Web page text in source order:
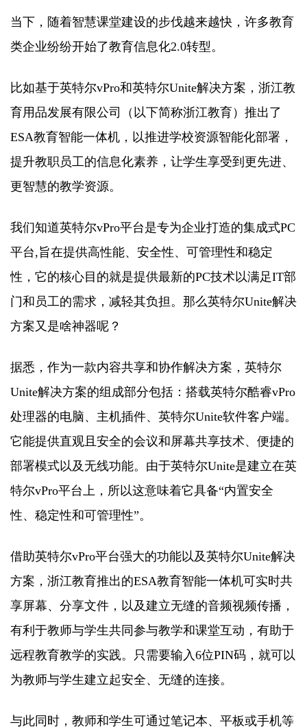
当下，随着智慧课堂建设的步伐越来越快，许多教育
类企业纷纷开始了教育信息化2.0转型。
比如基于英特尔vPro和英特尔Unite解决方案，浙江教
育用品发展有限公司（以下简称浙江教育）推出了
ESA教育智能一体机，以推进学校资源智能化部署，
提升教职员工的信息化素养，让学生享受到更先进、
更智慧的教学资源。
我们知道英特尔vPro平台是专为企业打造的集成式PC
平台,旨在提供高性能、安全性、可管理性和稳定
性，它的核心目的就是提供最新的PC技术以满足IT部
门和员工的需求，减轻其负担。那么英特尔Unite解决
方案又是啥神器呢？
据悉，作为一款内容共享和协作解决方案，英特尔
Unite解决方案的组成部分包括：搭载英特尔酷睿vPro
处理器的电脑、主机插件、英特尔Unite软件客户端。
它能提供直观且安全的会议和屏幕共享技术、便捷的
部署模式以及无线功能。由于英特尔Unite是建立在英
特尔vPro平台上，所以这意味着它具备“内置安全
性、稳定性和可管理性”。
借助英特尔vPro平台强大的功能以及英特尔Unite解决
方案，浙江教育推出的ESA教育智能一体机可实时共
享屏幕、分享文件，以及建立无缝的音频视频传播，
有利于教师与学生共同参与教学和课堂互动，有助于
远程教育教学的实践。只需要输入6位PIN码，就可以
为教师与学生建立起安全、无缝的连接。
与此同时，教师和学生可通过笔记本、平板或手机等